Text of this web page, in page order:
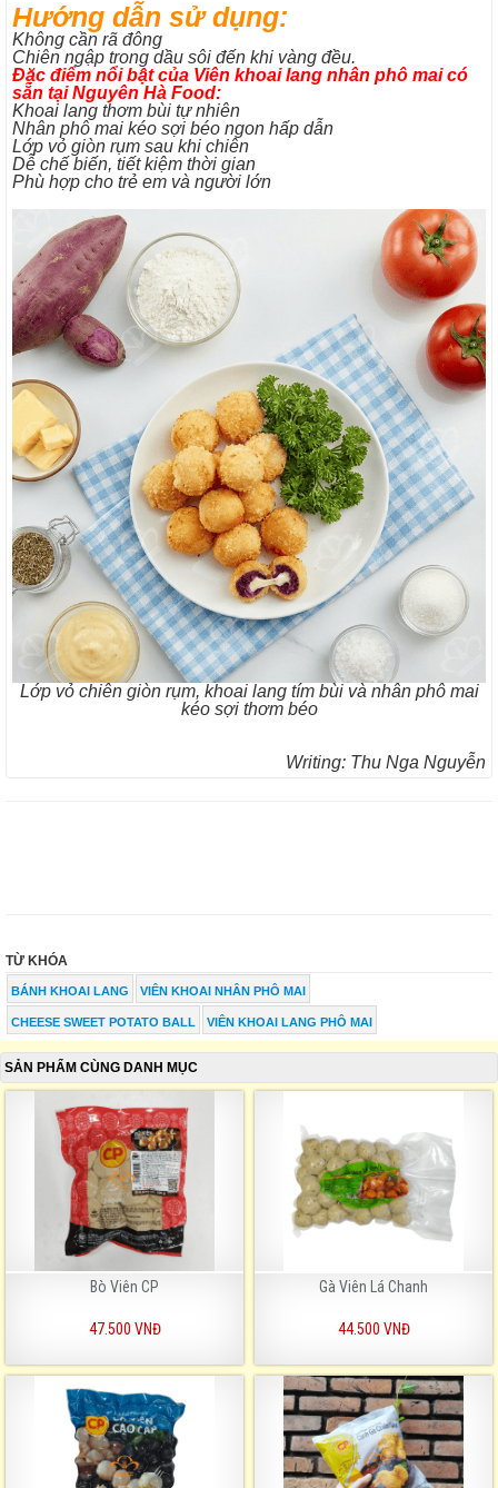
Hướng dẫn sử dụng:
Không cần rã đông
Chiên ngập trong dầu sôi đến khi vàng đều.
Đặc điểm nổi bật của Viên khoai lang nhân phô mai có
sẵn tại Nguyên Hà Food:
Khoai lang thơm bùi tự nhiên
Nhân phô mai kéo sợi béo ngon hấp dẫn
Lớp vỏ giòn rụm sau khi chiên
Dễ chế biến, tiết kiệm thời gian
Phù hợp cho trẻ em và người lớn
Lớp vỏ chiên giòn rụm, khoai lang tím bùi và nhân phô mai
kéo sợi thơm béo
Writing: Thu Nga Nguyễn
TỪ KHÓA
BÁNH KHOAI LANG VIÊN KHOAI NHÂN PHÔ MAI
CHEESE SWEET POTATO BALL VIÊN KHOAI LANG PHÔ MAI
SẢN PHẨM CÙNG DANH MỤC
Bò Viên CP
47.500 VNĐ
Gà Viên Lá Chanh
44.500 VNĐ